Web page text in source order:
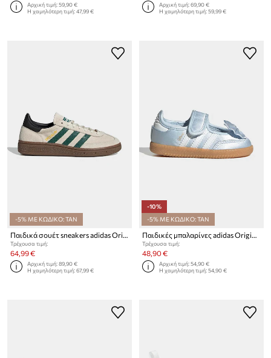
Αρχική τιμή:59,90 €
Η χαμηλότερη τιμή:47,99 €
Αρχική τιμή:69,90 €
Η χαμηλότερη τιμή:59,99 €
-5% ΜΕ ΚΩΔΙΚΟ: TAN
Τρέχουσα τιμή:
64,99 €
Αρχική τιμή:89,90 €
Η χαμηλότερη τιμή:67,99 €
-10%
-5% ΜΕ ΚΩΔΙΚΟ: TAN
Τρέχουσα τιμή:
48,90 €
Αρχική τιμή:54,90 €
Η χαμηλότερη τιμή:54,90 €